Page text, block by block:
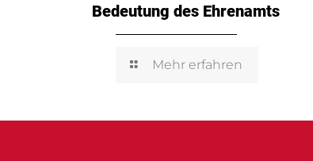
Bedeutung des Ehrenamts
Mehr erfahren